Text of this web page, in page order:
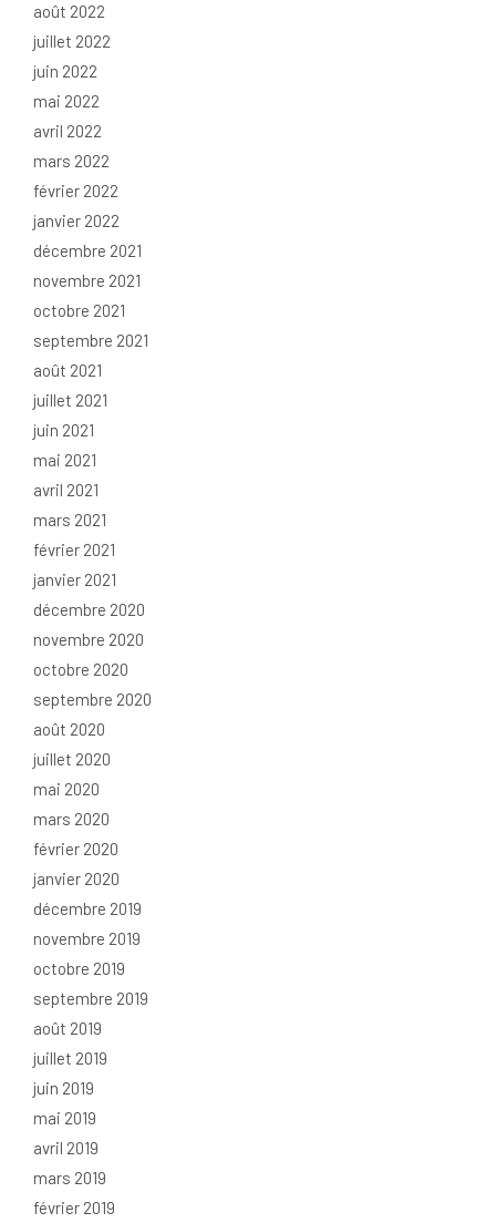
août 2022
juillet 2022
juin 2022
mai 2022
avril 2022
mars 2022
février 2022
janvier 2022
décembre 2021
novembre 2021
octobre 2021
septembre 2021
août 2021
juillet 2021
juin 2021
mai 2021
avril 2021
mars 2021
février 2021
janvier 2021
décembre 2020
novembre 2020
octobre 2020
septembre 2020
août 2020
juillet 2020
mai 2020
mars 2020
février 2020
janvier 2020
décembre 2019
novembre 2019
octobre 2019
septembre 2019
août 2019
juillet 2019
juin 2019
mai 2019
avril 2019
mars 2019
février 2019